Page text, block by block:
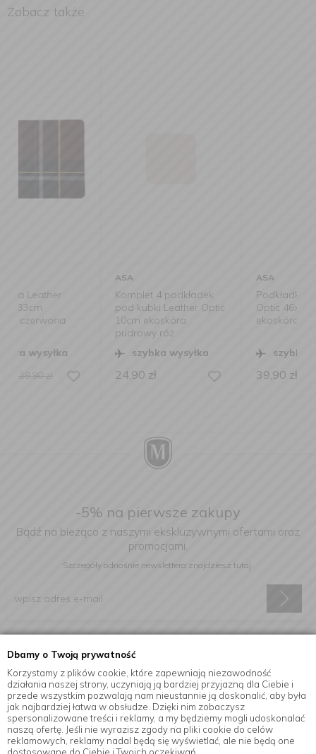
Dbamy o Twoją prywatność
Korzystamy z plików cookie, które zapewniają niezawodność
działania naszej strony, uczyniają ją bardziej przyjazną dla Ciebie i
przede wszystkim pozwalają nam nieustannie ją doskonalić, aby była
jak najbardziej łatwa w obsłudze. Dzięki nim zobaczysz
spersonalizowane treści i reklamy, a my będziemy mogli udoskonalać
naszą ofertę. Jeśli nie wyrazisz zgody na pliki cookie do celów
reklamowych, reklamy nadal będą się wyświetlać, ale nie będą one
Zobacz także
Komplet 4 podkładek
pod kubki Leather Optic
10cm ekoskóra
szybka wysyłka
24,90 zł
Podkładka Leather
Optic 46x33cm
ekoskóra pudrowy róż
szybka wysyłka
39,90 zł
-5% na pierwsze zakupy
Bądź na bieżąco z naszymi ekskluzywnymi ofertami oraz
promocjami.
Szczegóły odnośnie newslettera znajdziesz tutaj.
elektroniczną na podany adres e-mail.
Informacje